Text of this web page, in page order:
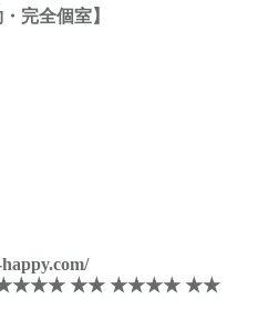
完全個室】
★★ ★★★★ ★★